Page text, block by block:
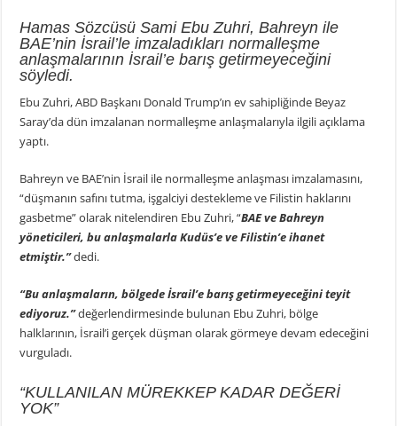
Hamas Sözcüsü Sami Ebu Zuhri, Bahreyn ile
BAE’nin İsrail’le imzaladıkları normalleşme
anlaşmalarının İsrail’e barış getirmeyeceğini
söyledi.
Ebu Zuhri, ABD Başkanı Donald Trump’ın ev sahipliğinde Beyaz
Saray’da dün imzalanan normalleşme anlaşmalarıyla ilgili açıklama
yaptı.
Bahreyn ve BAE’nin İsrail ile normalleşme anlaşması imzalamasını,
“düşmanın safını tutma, işgalciyi destekleme ve Filistin haklarını
gasbetme” olarak nitelendiren Ebu Zuhri, “BAE ve Bahreyn
yöneticileri, bu anlaşmalarla Kudüs’e ve Filistin’e ihanet
etmiştir.”dedi.
“Bu anlaşmaların, bölgede İsrail’e barış getirmeyeceğini teyit
ediyoruz.”değerlendirmesinde bulunan Ebu Zuhri, bölge
halklarının, İsrail’i gerçek düşman olarak görmeye devam edeceğini
vurguladı.
“KULLANILAN MÜREKKEP KADAR DEĞERİ
YOK”